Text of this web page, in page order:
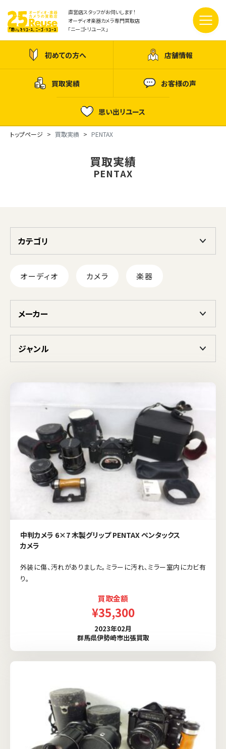
直営店スタッフがお伺いします！
オーディオ楽器カメラ専門買取店
「ニーゴ・リユース」
初めての方へ 店舗情報
買取実績 お客様の声
思い出リユース
トップページ 買取実績 PENTAX
買取実績
PENTAX
カテゴリ
オーディオ カメラ 楽器
メーカー
ジャンル
中判カメラ 6×7 木製グリップ PENTAX ペンタックス
カメラ
外装に傷、汚れがありました。ミラーに汚れ、ミラー室内にカビ有
り。
買取金額
¥35,300
2023年02月
群馬県伊勢崎市出張買取